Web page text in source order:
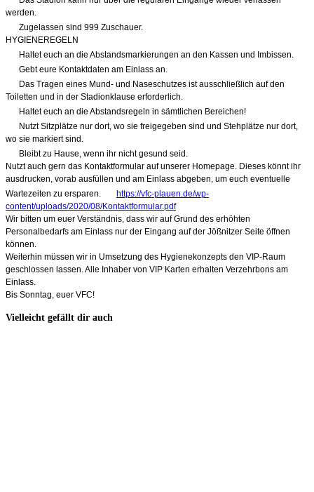
werden.
Zugelassen sind 999 Zuschauer.
HYGIENEREGELN
Haltet euch an die Abstandsmarkierungen an den Kassen und Imbissen.
Gebt eure Kontaktdaten am Einlass an.
Das Tragen eines Mund- und Naseschutzes ist ausschließlich auf den
Toiletten und in der Stadionklause erforderlich.
Haltet euch an die Abstandsregeln in sämtlichen Bereichen!
Nutzt Sitzplätze nur dort, wo sie freigegeben sind und Stehplätze nur dort,
wo sie markiert sind.
Bleibt zu Hause, wenn ihr nicht gesund seid.
Nutzt auch gern das Kontaktformular auf unserer Homepage. Dieses könnt ihr
ausdrucken, vorab ausfüllen und am Einlass abgeben, um euch eventuelle
Wartezeiten zu ersparen.
https://vfc-plauen.de/wp-
content/uploads/2020/08/Kontaktformular.pdf
Wir bitten um euer Verständnis, dass wir auf Grund des erhöhten
Personalbedarfs am Einlass nur der Eingang auf der Jößnitzer Seite öffnen
können.
Weiterhin müssen wir in Umsetzung des Hygienekonzepts den VIP-Raum
geschlossen lassen. Alle Inhaber von VIP Karten erhalten Verzehrbons am
Einlass.
Bis Sonntag, euer VFC!
Vielleicht gefällt dir auch